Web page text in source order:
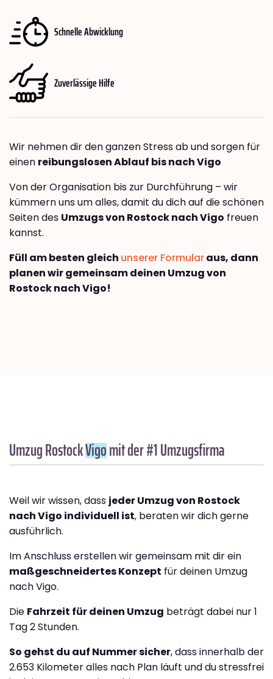
Schnelle Abwicklung
Zuverlässige Hilfe
Wir nehmen dir den ganzen Stress ab und sorgen für
einen reibungslosen Ablauf bis nach Vigo
Von der Organisation bis zur Durchführung – wir
kümmern uns um alles, damit du dich auf die schönen
Seiten des Umzugs von Rostock nach Vigo freuen
kannst.
Füll am besten gleich unserer Formularaus, dann
planen wir gemeinsam deinen Umzug von
Rostock nach Vigo!
Umzug RostockVigomit der #1 Umzugsfirma
Weil wir wissen, dass jeder Umzug von Rostock
nach Vigo individuell ist, beraten wir dich gerne
ausführlich.
Im Anschluss erstellen wir gemeinsam mit dir ein
maßgeschneidertes Konzept für deinen Umzug
nach Vigo.
Die Fahrzeit für deinen Umzug beträgt dabei nur 1
Tag 2 Stunden.
So gehst du auf Nummer sicher, dass innerhalb der
2.653 Kilometer alles nach Plan läuft und du stressfrei